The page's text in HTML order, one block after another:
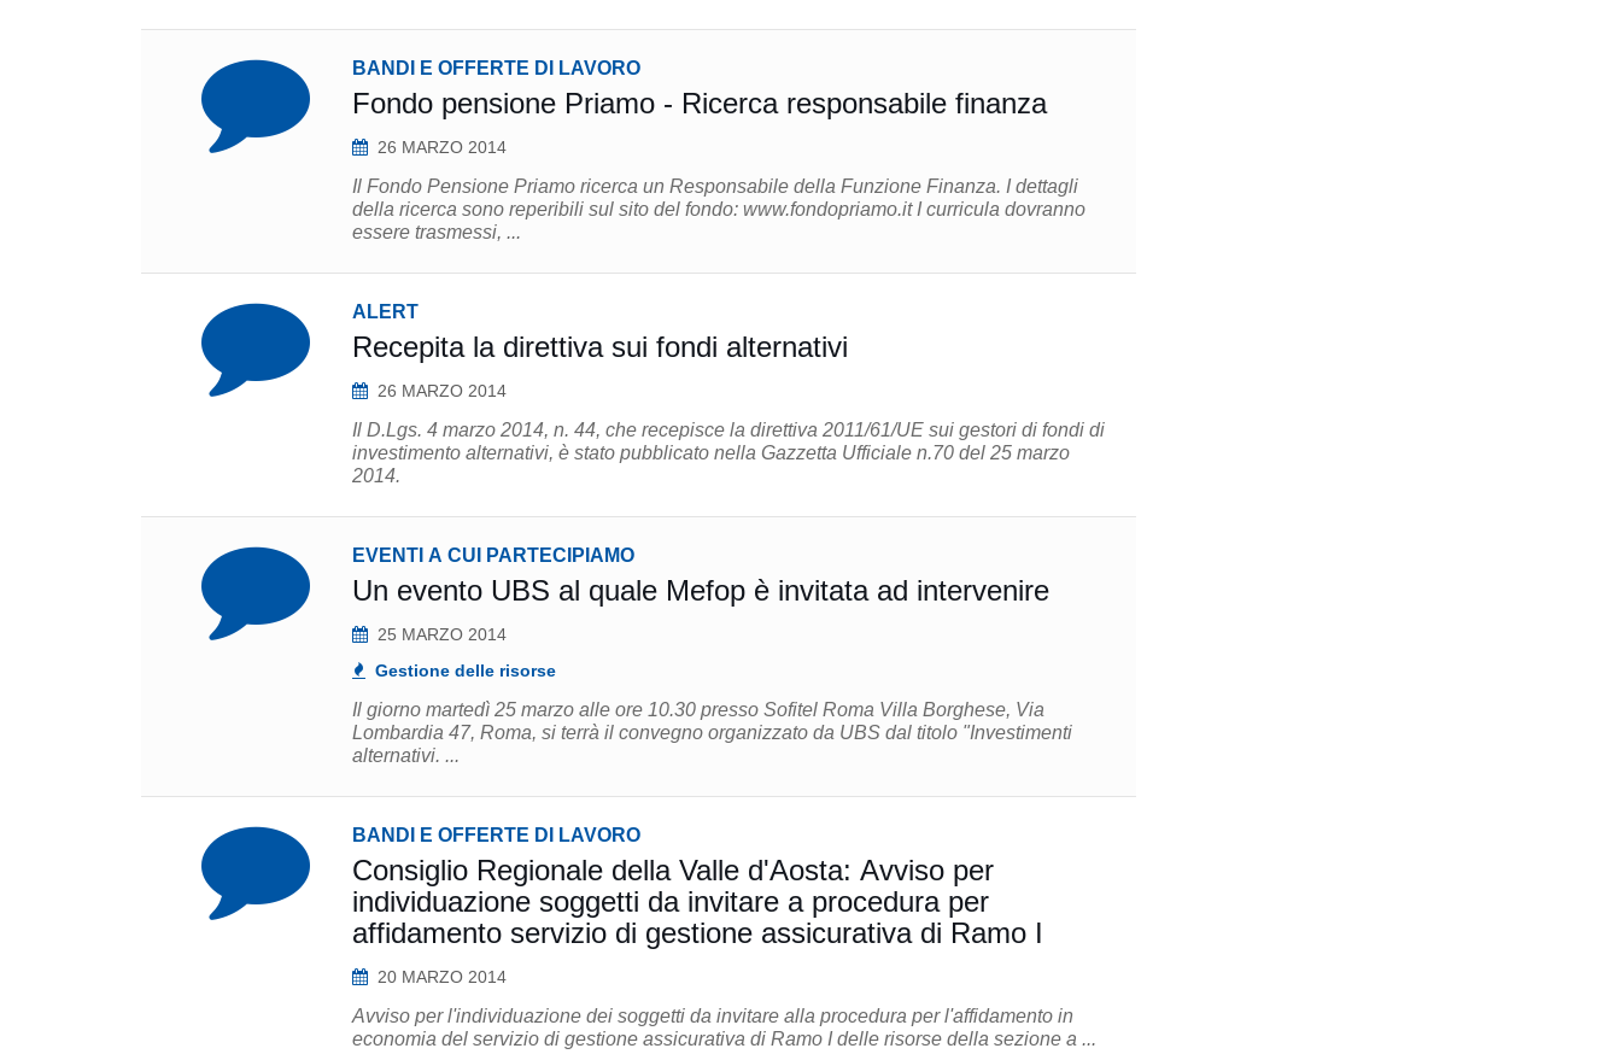
BANDI E OFFERTE DI LAVORO
Fondo pensione Priamo - Ricerca responsabile finanza
26 MARZO 2014
Il Fondo Pensione Priamo ricerca un Responsabile della Funzione Finanza. I dettagli
della ricerca sono reperibili sul sito del fondo: www.fondopriamo.it I curricula dovranno
essere trasmessi, ...
ALERT
Recepita la direttiva sui fondi alternativi
26 MARZO 2014
Il D.Lgs. 4 marzo 2014, n. 44, che recepisce la direttiva 2011/61/UE sui gestori di fondi di
investimento alternativi, è stato pubblicato nella Gazzetta Ufficiale n.70 del 25 marzo
2014.
EVENTI A CUI PARTECIPIAMO
Un evento UBS al quale Mefop è invitata ad intervenire
25 MARZO 2014
Gestione delle risorse
Il giorno martedì 25 marzo alle ore 10.30 presso Sofitel Roma Villa Borghese, Via
Lombardia 47, Roma, si terrà il convegno organizzato da UBS dal titolo "Investimenti
alternativi. ...
BANDI E OFFERTE DI LAVORO
Consiglio Regionale della Valle d'Aosta: Avviso per
individuazione soggetti da invitare a procedura per
affidamento servizio di gestione assicurativa di Ramo I
20 MARZO 2014
Avviso per l'individuazione dei soggetti da invitare alla procedura per l'affidamento in
economia del servizio di gestione assicurativa di Ramo I delle risorse della sezione a ...